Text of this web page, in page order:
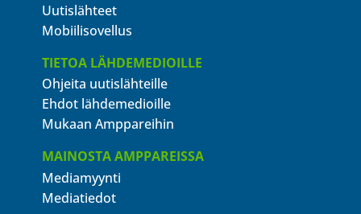
Uutislähteet
Mobiilisovellus
TIETOA LÄHDEMEDIOILLE
Ohjeita uutislähteille
Ehdot lähdemedioille
Mukaan Amppareihin
MAINOSTA AMPPAREISSA
Mediamyynti
Mediatiedot